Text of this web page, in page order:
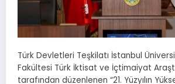
Türk Devletleri Teşkilatı İstanbul
Fakültesi Türk İktisat ve İçtimaiyat
tarafından düzenlenen “21. Yüzyılın